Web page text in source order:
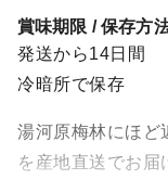
賞味期限 / 保存方
発送から14日間
冷暗所で保存
湯河原梅林にほど
を産地直送でお届